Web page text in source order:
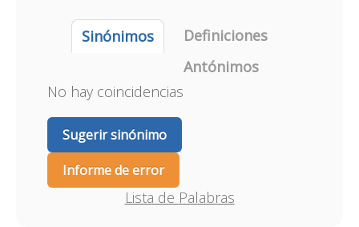
Sinónimos
Definiciones
Antónimos
No hay coincidencias
Sugerir sinónimo
Informe de error
Lista de Palabras